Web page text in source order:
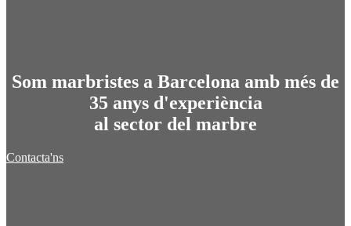
Som marbristes a Barcelona amb més de
35 anys d'experiència
al sector del marbre
Contacta'ns